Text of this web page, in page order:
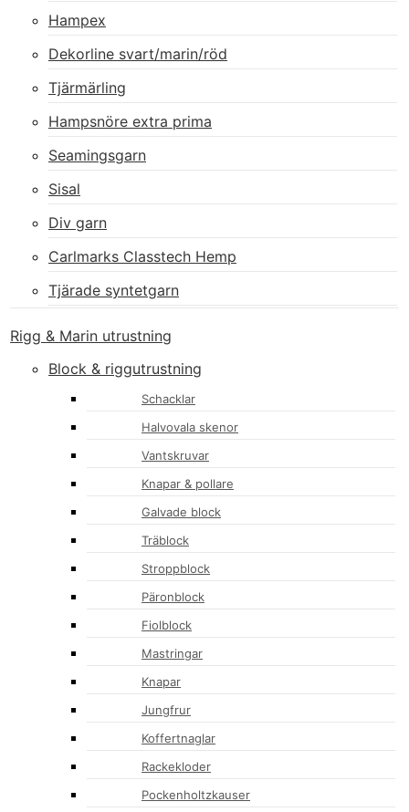
Hampex
Dekorline svart/marin/röd
Tjärmärling
Hampsnöre extra prima
Seamingsgarn
Sisal
Div garn
Carlmarks Classtech Hemp
Tjärade syntetgarn
Rigg & Marin utrustning
Block & riggutrustning
Schacklar
Halvovala skenor
Vantskruvar
Knapar & pollare
Galvade block
Träblock
Stroppblock
Päronblock
Fiolblock
Mastringar
Knapar
Jungfrur
Koffertnaglar
Rackekloder
Pockenholtzkauser